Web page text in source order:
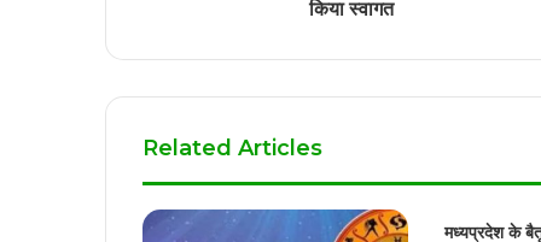
किया स्वागत
Related Articles
मध्यप्रदेश के